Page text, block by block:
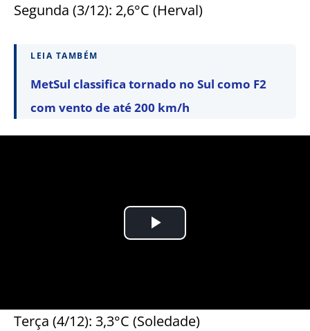
Segunda (3/12): 2,6°C (Herval)
LEIA TAMBÉM
MetSul classifica tornado no Sul como F2
com vento de até 200 km/h
Terça (4/12): 3,3°C (Soledade)